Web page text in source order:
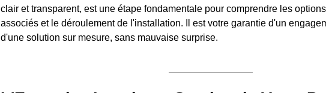
clair et transparent, est une étape fondamentale pour comprendre les
associés et le déroulement de l'installation. Il est votre garantie d'un
d'une solution sur mesure, sans mauvaise surprise.